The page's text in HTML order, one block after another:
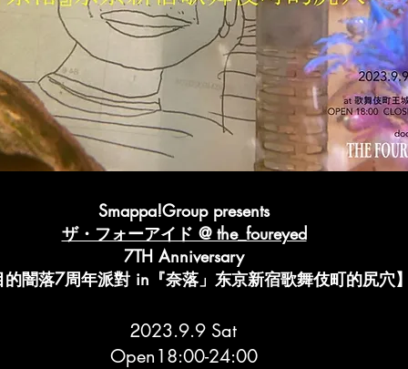
Smappa!Group presents
ザ・フォーアイド @ the_foureyed
7TH Anniversary
的闇落7周年派對 in『奈落」东京新宿歌舞伎町的尻穴
2023.9.9 Sat
Open18:00-24:00